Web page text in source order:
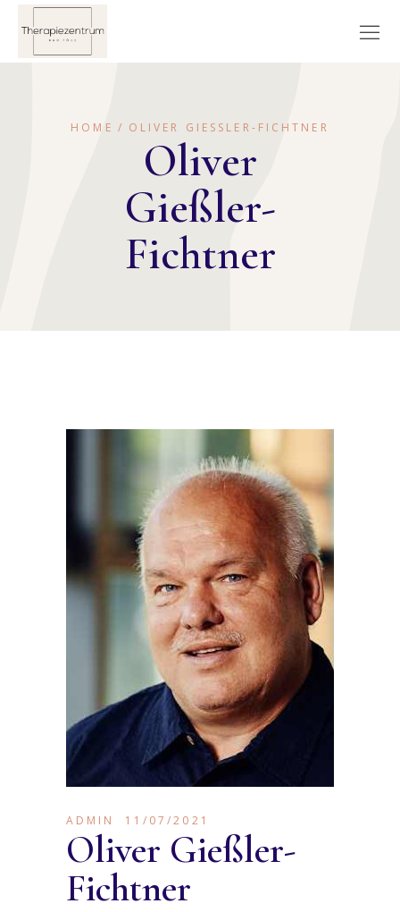
HOME OLIVER GIESSLER-FICHTNER
Oliver
Gießler-
Fichtner
ADMIN 11/07/2021
Oliver Gießler-
Fichtner